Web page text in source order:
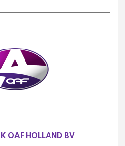
OAF HOLLAND BV